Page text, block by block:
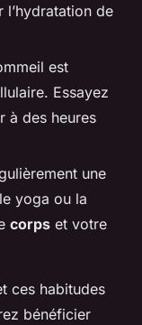
l’hydratation de
est
Essayez
à des heures
une
yoga ou la
corps et votre
ces habitudes
bénéficier